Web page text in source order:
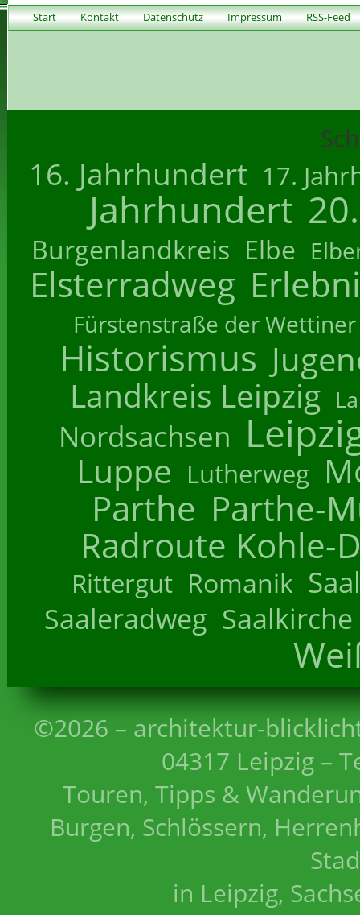
Start Kontakt Datenschutz Impressum RSS-Feed
16. Jahrhundert 17.
Jahrhundert
Burgenlandkreis Elbe
Elsterradweg
Fürstenstraße der Wettiner
Historismus
Landkreis Leipzig
Nordsachsen
Luppe Lutherweg
Parthe Parthe-
Radroute Kohle-
Rittergut Romanik
Saaleradweg Saalkirche
©2026 – architektur-
04317 Leipzig –
Touren, Tipps &
Burgen, Schlössern,
in Leipzig,